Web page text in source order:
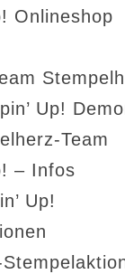
Onlineshop
Up!
Team
– Infos
Up!